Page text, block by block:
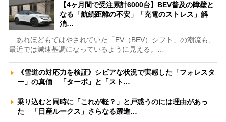
【4ヶ月間で受注累計6000台】BEV普及の障壁と
なる「航続距離の不安」「充電のストレス」解
消…
あれほどもてはやされていた「EV（BEV）シフト」の潮流も、
最近では減速基調になっているように見える。…
《雪道の対応力を検証》シビアな状況で実感した「フォレスタ
ー」の真価 「ターボ」と「スト…
乗り込むと同時に「これが軽？」と戸惑うのには理由があっ
た 「日産ルークス」さらなる躍進…